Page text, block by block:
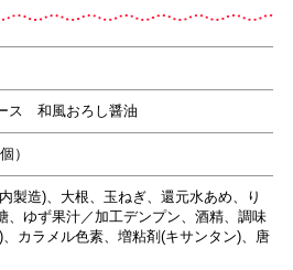
ス 和風おろし醤油
）
製造)、大根、玉ねぎ、還元水あめ、り
、ゆず果汁／加工デンプン、酒精、調味
カラメル色素、増粘剤(キサンタン)、唐